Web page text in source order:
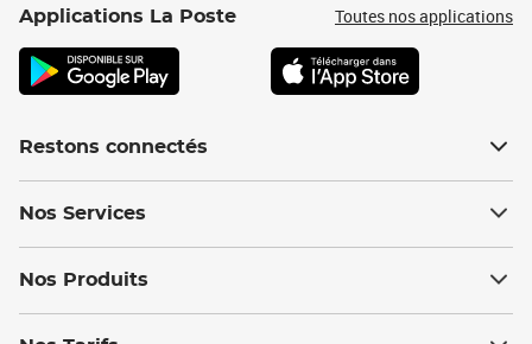
Applications La Poste Toutes nos applications
Restons connectés
Nos Services
Nos Produits